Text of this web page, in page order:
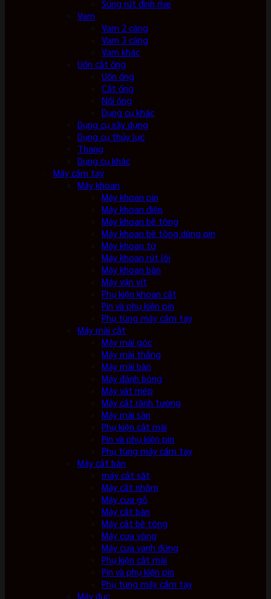
Súng rút đinh rive
Vam
Vam 2 càng
Vam 3 càng
Vam khác
Uốn cắt ống
Uốn ống
Cắt ống
Nối ống
Dụng cụ khác
Dụng cụ xây dựng
Dụng cụ thủy lực
Thang
Dụng cụ khác
Máy cầm tay
Máy khoan
Máy khoan pin
Máy khoan điện
Máy khoan bê tông
Máy khoan bê tông dùng pin
Máy khoan từ
Máy khoan rút lõi
Máy khoan bàn
Máy vặn vít
Phụ kiện khoan cắt
Pin và phụ kiện pin
Phụ tùng máy cầm tay
Máy mài cắt
Máy mài góc
Máy mài thẳng
Máy mài bàn
Máy đánh bóng
Máy vát mép
Máy cắt rãnh tường
Máy mài sàn
Phụ kiện cắt mài
Pin và phụ kiện pin
Phụ tùng máy cầm tay
Máy cắt bàn
máy cắt sắt
Máy cắt nhôm
Máy cưa gỗ
Máy cắt bàn
Máy cắt bê tông
Máy cưa vòng
Máy cưa vanh đứng
Phụ kiện cắt mài
Pin và phụ kiện pin
Phụ tùng máy cầm tay
Máy đục